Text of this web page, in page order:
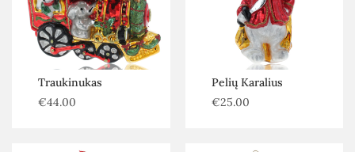
Šiuolaikiniai žaislai
Filtras
Traukinukas
€44.00
Pelių Karalius
€25.00